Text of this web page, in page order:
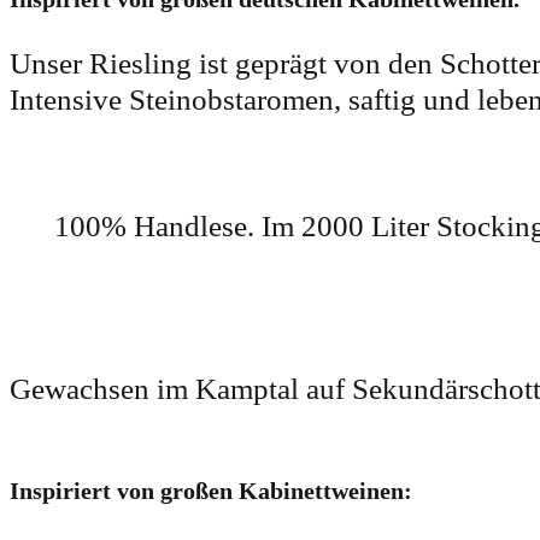
Unser Riesling ist geprägt von den
Intensive Steinobstaromen, saftig und
100% Handlese. Im 2000 Liter
Gewachsen im Kamptal auf
Inspiriert von großen Kabinettweinen: